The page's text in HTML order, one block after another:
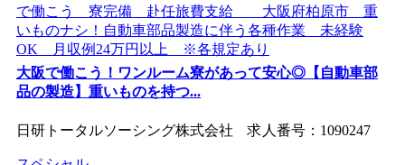
大阪で働こう！ワンルーム寮があって安心◎【自動車部
品の製造】重いものを持つ...
日研トータルソーシング株式会社 求人番号：1090247